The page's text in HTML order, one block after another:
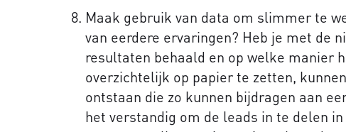
Maak gebruik van data om slimmer te
van eerdere ervaringen? Heb je met de
resultaten behaald en op welke manier
overzichtelijk op papier te zetten,
ontstaan die zo kunnen bijdragen aan
het verstandig om de leads in te delen